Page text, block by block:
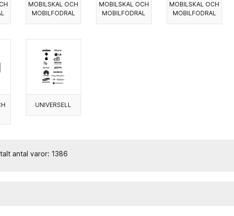
MOBILSKAL OCH
MOBILFODRAL
MOBILSKAL OCH
MOBILFODRAL
MOBILSKAL OCH
MOBILFODRAL
UNIVERSELL
antal varor: 1386